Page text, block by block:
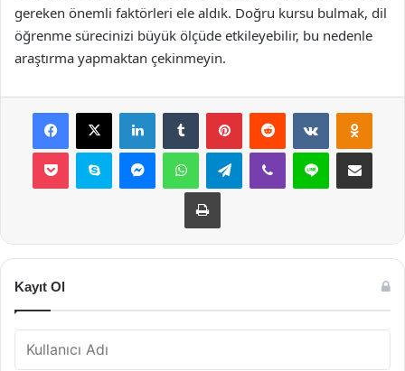
gereken önemli faktörleri ele aldık. Doğru kursu bulmak, dil
öğrenme sürecinizi büyük ölçüde etkileyebilir, bu nedenle
araştırma yapmaktan çekinmeyin.
Facebook
X LinkedInTumblr PinterestReddit VKontakte
Pocket Skype MessengerWhatsAppTelegramViber Line E-Posta ile
Yazdır
Kayıt Ol